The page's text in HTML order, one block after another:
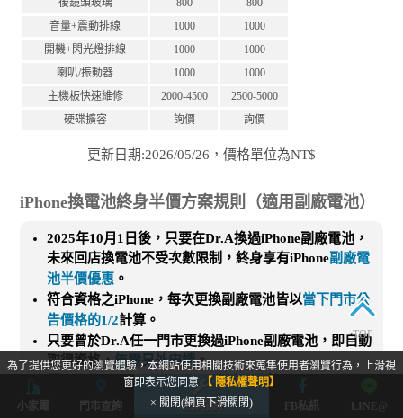
後鏡頭玻璃
800
800
音量+震動排線
1000
1000
開機+閃光燈排線
1000
1000
喇叭/振動器
1000
1000
主機板快速維修
2000-4500
2500-5000
硬碟擴容
詢價 詢價
更新日期:2026/05/26，價格單位為NT$
iPhone換電池終身半價方案規則（適用副廠電池）
2025年10月1日後，只要在Dr.A換過iPhone副廠電池，
未來回店換電池不受次數限制，終身享有iPhone副廠電
池半價優惠 。
符合資格之iPhone，每次更換副廠電池皆以當下門市公
告價格的1/2計算。
只要曾於Dr.A任一門市更換過iPhone副廠電池，即自動
取得資格，無需另外申請。
優惠資格以iPhone的IMEI碼為唯一依據，即使日後裝置
持有者非當初登記的本人，只要iPhone的IMEI碼與本公
小家電 門市查詢 立即預約 FB私訊 LINE@
為了提供您更好的瀏覽體驗，本網站使用相關技術來蒐集使用者瀏覽行為，上滑視
窗即表示您同意 【 隱私權聲明】
× 關閉(網頁下滑關閉)
TOP